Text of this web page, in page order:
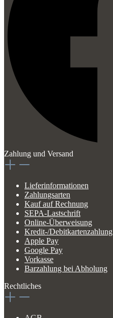
Zahlung und Versand
Lieferinformationen
Zahlungsarten
Kauf auf Rechnung
SEPA-Lastschrift
Online-Überweisung
Kredit-/Debitkartenzahlung
Apple Pay
Google Pay
Vorkasse
Barzahlung bei Abholung
Rechtliches